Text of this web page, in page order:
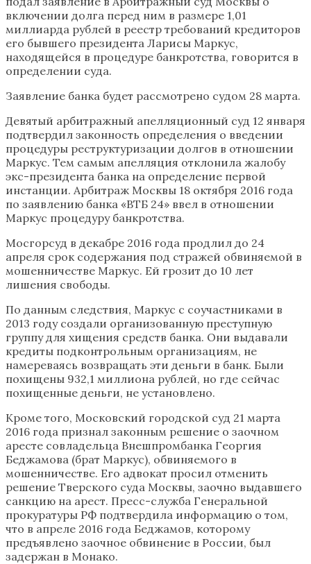
включении долга перед ним в размере 1,01
миллиарда рублей в реестр требований кредиторов
его бывшего президента Ларисы Маркус,
находящейся в процедуре банкротства, говорится в
определении суда.
Заявление банка будет рассмотрено судом 28 марта.
Девятый арбитражный апелляционный суд 12 января
подтвердил законность определения о введении
процедуры реструктуризации долгов в отношении
Маркус. Тем самым апелляция отклонила жалобу
экс-президента банка на определение первой
инстанции. Арбитраж Москвы 18 октября 2016 года
по заявлению банка «ВТБ 24» ввел в отношении
Маркус процедуру банкротства.
Мосгорсуд в декабре 2016 года продлил до 24
апреля срок содержания под стражей обвиняемой в
мошенничестве Маркус. Ей грозит до 10 лет
лишения свободы.
По данным следствия, Маркус с соучастниками в
2013 году создали организованную преступную
группу для хищения средств банка. Они выдавали
кредиты подконтрольным организациям, не
намереваясь возвращать эти деньги в банк. Были
похищены 932,1 миллиона рублей, но где сейчас
похищенные деньги, не установлено.
Кроме того, Московский городской суд 21 марта
2016 года признал законным решение о заочном
аресте совладельца Внешпромбанка Георгия
Беджамова (брат Маркус), обвиняемого в
мошенничестве. Его адвокат просил отменить
решение Тверского суда Москвы, заочно выдавшего
санкцию на арест. Пресс-служба Генеральной
прокуратуры РФ подтвердила информацию о том,
что в апреле 2016 года Беджамов, которому
предъявлено заочное обвинение в России, был
задержан в Монако.